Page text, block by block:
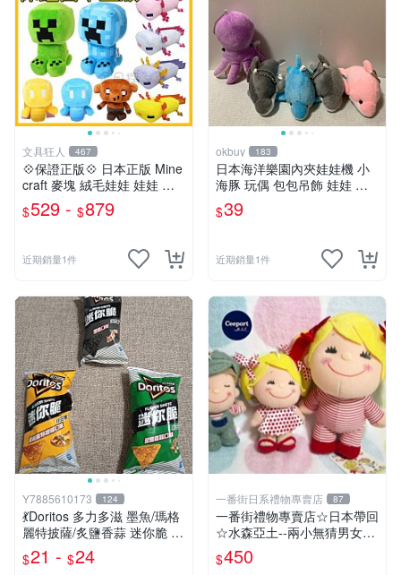
文具狂人 467
💠保證正版💠 日本正版 Mine
craft 麥塊 絨毛娃娃 娃娃 玩
偶 公仔 苦力怕 終界使者 六
角恐龍 👉 全日控
$529 - $879
近期銷量1件
okbuy 183
日本海洋樂園內夾娃娃機 小
海豚 玩偶 包包吊飾 娃娃 玩
具 床伴 粉紅色 紫色 藍色 灰
色 全新台北現貨
$39
近期銷量1件
Y7885610173 124
💃Doritos 多力多滋 墨魚/瑪格
麗特披薩/炙鹽香蒜 迷你脆 54
g🕺 洋芋片 玉米片薯片 餅乾
隨身包 玉米脆片 零食
$21 - $24
一番街日系禮物專賣店 87
一番街禮物專賣店☆日本帶回
☆水森亞土--兩小無猜男女孩
娃娃~單件小隻價~超迷人禮
物首選!
$450